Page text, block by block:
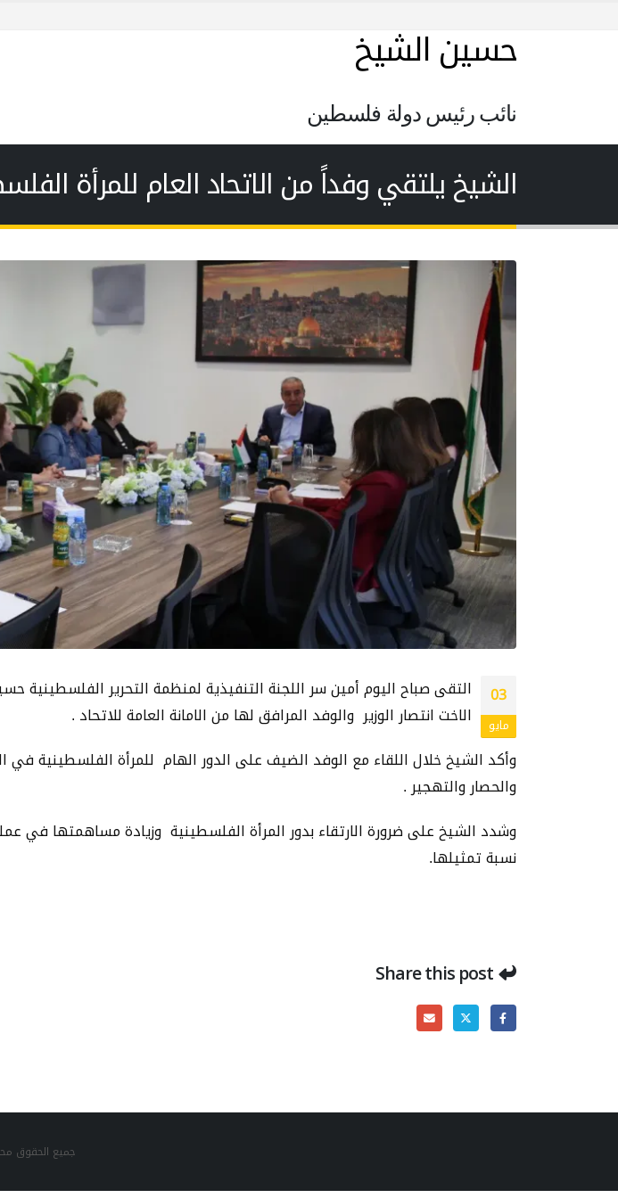
حسين الشيخ
نائب رئيس دولة فلسطين
الشيخ يلتقي وفداً من الاتحاد العام للمرأة
03
مايو
التقى صباح اليوم أمين سر اللجنة التنفيذية لمنظمة التحرير الفلسطينية
الاخت انتصار الوزير والوفد المرافق لها من الامانة العامة للاتحاد .
وأكد الشيخ خلال اللقاء مع الوفد الضيف على الدور الهام للمرأة الفلسطينية
والحصار والتهجير .
وشدد الشيخ على ضرورة الارتقاء بدور المرأة الفلسطينية وزيادة مساهمتها في
نسبة تمثيلها.
Share this post
جميع الحقوق